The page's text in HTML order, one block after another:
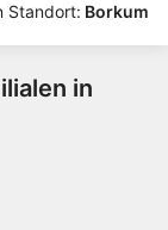
Standort: Borkum
in